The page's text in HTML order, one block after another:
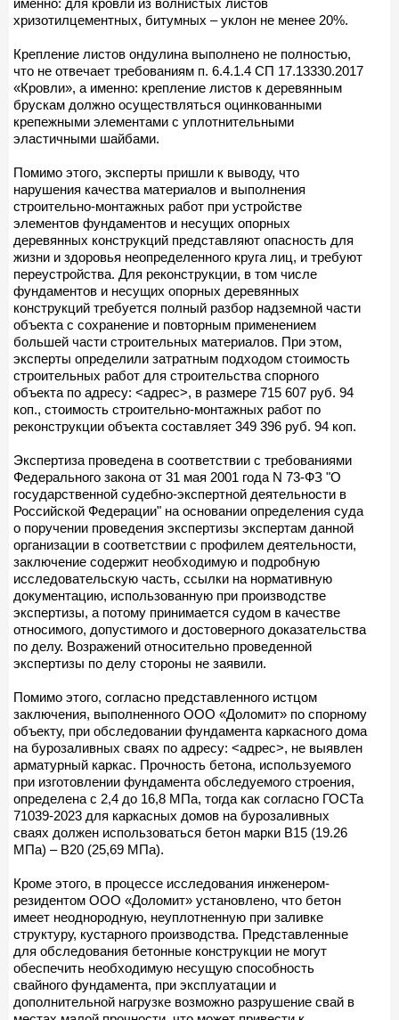
хризотилцементных, битумных – уклон не менее 20%.
Крепление листов ондулина выполнено не полностью,
что не отвечает требованиям п. 6.4.1.4 СП 17.13330.2017
«Кровли», а именно: крепление листов к деревянным
брускам должно осуществляться оцинкованными
крепежными элементами с уплотнительными
эластичными шайбами.
Помимо этого, эксперты пришли к выводу, что
нарушения качества материалов и выполнения
строительно-монтажных работ при устройстве
элементов фундаментов и несущих опорных
деревянных конструкций представляют опасность для
жизни и здоровья неопределенного круга лиц, и требуют
переустройства. Для реконструкции, в том числе
фундаментов и несущих опорных деревянных
конструкций требуется полный разбор надземной части
объекта с сохранение и повторным применением
большей части строительных материалов. При этом,
эксперты определили затратным подходом стоимость
строительных работ для строительства спорного
объекта по адресу: <адрес>, в размере 715 607 руб. 94
коп., стоимость строительно-монтажных работ по
реконструкции объекта составляет 349 396 руб. 94 коп.
Экспертиза проведена в соответствии с требованиями
Федерального закона от 31 мая 2001 года N 73-ФЗ "О
государственной судебно-экспертной деятельности в
Российской Федерации" на основании определения суда
о поручении проведения экспертизы экспертам данной
организации в соответствии с профилем деятельности,
заключение содержит необходимую и подробную
исследовательскую часть, ссылки на нормативную
документацию, использованную при производстве
экспертизы, а потому принимается судом в качестве
относимого, допустимого и достоверного доказательства
по делу. Возражений относительно проведенной
экспертизы по делу стороны не заявили.
Помимо этого, согласно представленного истцом
заключения, выполненного ООО «Доломит» по спорному
объекту, при обследовании фундамента каркасного дома
на бурозаливных сваях по адресу: <адрес>, не выявлен
арматурный каркас. Прочность бетона, используемого
при изготовлении фундамента обследуемого строения,
определена с 2,4 до 16,8 МПа, тогда как согласно ГОСТа
71039-2023 для каркасных домов на бурозаливных
сваях должен использоваться бетон марки В15 (19.26
МПа) – В20 (25,69 МПа).
Кроме этого, в процессе исследования инженером-
резидентом ООО «Доломит» установлено, что бетон
имеет неоднородную, неуплотненную при заливке
структуру, кустарного производства. Представленные
для обследования бетонные конструкции не могут
обеспечить необходимую несущую способность
свайного фундамента, при эксплуатации и
дополнительной нагрузке возможно разрушение свай в